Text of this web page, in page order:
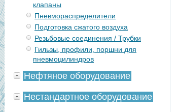
клапаны
Пневмораспределители
Подготовка сжатого воздуха
Резьбовые соединения / Трубки
Гильзы, профили, поршни для
пневмоцилиндров
Нефтяное оборудование
Нестандартное оборудование